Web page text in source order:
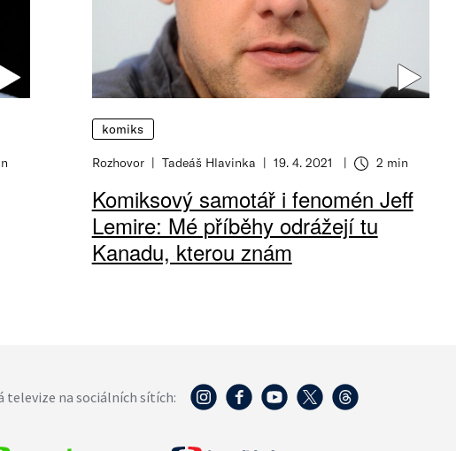
komiks
Rozhovor Tadeáš Hlavinka 19. 4. 2021 2 min
Komiksový samotář i fenomén Jeff
Lemire: Mé příběhy odrážejí tu
Kanadu, kterou znám
televize na sociálních sítích: